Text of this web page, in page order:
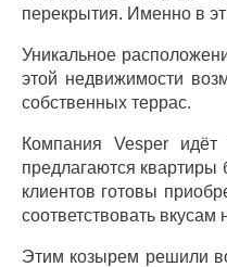
перекрытия. Именно в
Уникальное
этой недвижимости
собственных террас.
Компания Vesper
предлагаются квартиры
клиентов готовы
соответствовать
Этим козырем решили